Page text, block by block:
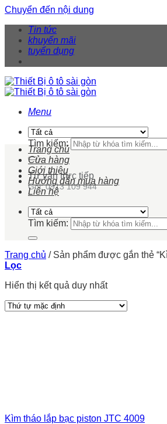
Chuyển đến nội dung
Tin tức
khuyến mãi
tuyển dụng
Menu
Tìm kiếm:
Tư vấn trực tiếp
Gọi: 0913 109 944
Trang chủ
Cửa hàng
Giới thiệu
Hướng dẫn mua hàng
Liên hệ
Tìm kiếm:
Trang chủ /Sản phẩm được gắn thẻ
Lọc
Hiển thị kết quả duy nhất
Kìm tháo lắp bạc piston JTC 4009